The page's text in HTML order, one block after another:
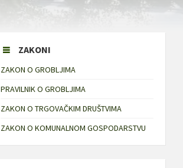
ZAKONI
ZAKON O GROBLJIMA
PRAVILNIK O GROBLJIMA
ZAKON O TRGOVAČKIM DRUŠTVIMA
ZAKON O KOMUNALNOM GOSPODARSTVU